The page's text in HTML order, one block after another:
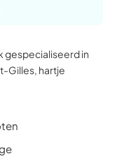
gespecialiseerd in
Gilles, hartje